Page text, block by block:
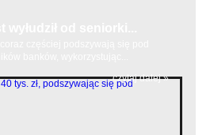
czytaj dalej »